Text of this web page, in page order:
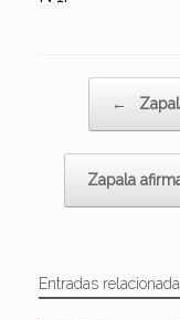
←
Zapala
Entradas